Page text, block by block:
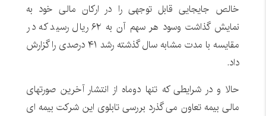
خالص جایجایی قابل توجهی را در ارکان مالی خود به
نمایش گذاشت وسود هر سهم آن به ۶۲ ریال رسید که در
مقایسه با مدت مشابه سال گذشته رشد ۴۱ درصدی را گزارش
داد.
حالا و در شرایطی که تنها دوماه از انتشار آخرین صورتهای
مالی بیمه تعاون می گذرد بررسی تابلوی این شرکت بیمه ای